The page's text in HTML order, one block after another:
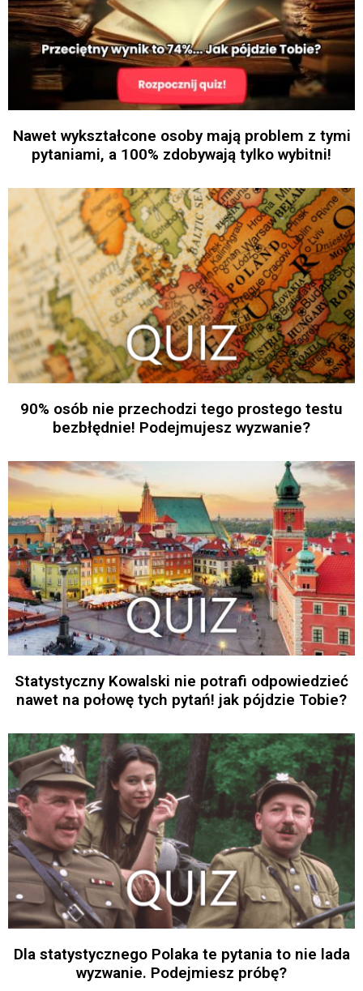
Nawet wykształcone osoby mają problem z tymi
pytaniami, a 100% zdobywają tylko wybitni!
90% osób nie przechodzi tego prostego testu
bezbłędnie! Podejmujesz wyzwanie?
Statystyczny Kowalski nie potrafi odpowiedzieć
nawet na połowę tych pytań! jak pójdzie Tobie?
Dla statystycznego Polaka te pytania to nie lada
wyzwanie. Podejmiesz próbę?